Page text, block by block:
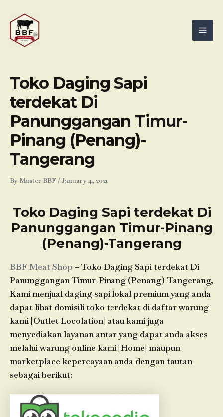
content
Toko Daging Sapi
terdekat Di
Panunggangan Timur-
Pinang (Penang)-
Tangerang
By Master BBF /January 4, 2021
Toko Daging Sapi terdekat Di
Panunggangan Timur-Pinang
(Penang)-Tangerang
BBF Meat Shop – Toko Daging Sapi terdekat Di
Panunggangan Timur-Pinang (Penang)-Tangerang,
Kami menjual daging sapi lokal premium yang anda
dapat lihat domisili toko terdekat di daftar warung
kami [Outlet Locolation] atau kami juga
menyediakan layanan antar yang dapat anda akses
melalui warung online kami [Home] maupun
marketplace kepercayaan anda dengan tautan
sebagai berikut: